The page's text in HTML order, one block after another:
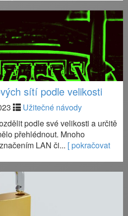
sítí podle velikosti
Užitečné návody
podle své velikosti a určitě
přehlédnout. Mnoho
LAN či... [ pokračovat